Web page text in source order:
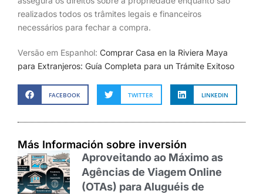
realizados todos os trâmites legais e financeiros
necessários para fechar a compra.
Versão em Espanhol: Comprar Casa en la Riviera Maya
para Extranjeros: Guía Completa para un Trámite Exitoso
FACEBOOK TWITTER LINKEDIN
Más Información sobre inversión
Aproveitando ao Máximo as
Agências de Viagem Online
(OTAs) para Aluguéis de